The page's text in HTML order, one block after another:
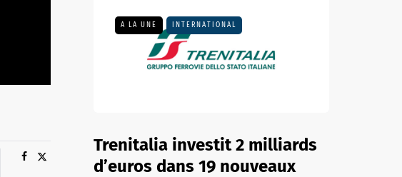
A LA UNE INTERNATIONAL
Trenitalia investit 2 milliards
d’euros dans 19 nouveaux